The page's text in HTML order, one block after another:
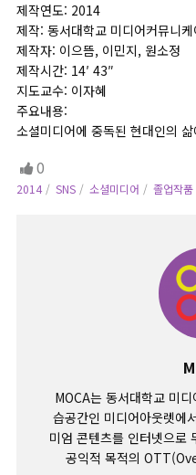
제작연도: 2014
제작: 동서대학교 미디어커뮤니
제작자: 이으뜸, 이민지, 원소정
제작시간: 14′ 43″
지도교수: 이자혜
주요내용:
소셜미디어에 중독된 현대인의
0
2014 SNS 소셜미디어 졸업작품
MOCA는 동서대학교 미
습공간인 미디어아웃렛에
미엄 콘텐츠를 인터넷으로
공익적 목적의